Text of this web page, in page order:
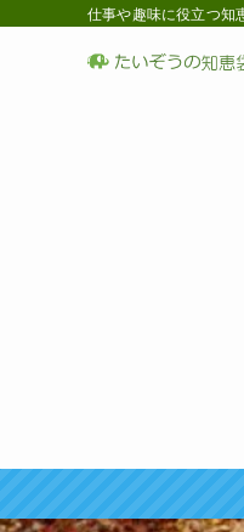
仕事や趣味に役立つ知